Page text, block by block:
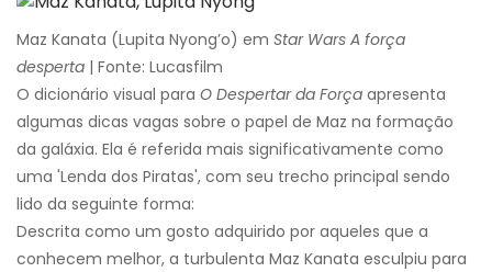
Maz Kanata (Lupita Nyong’o) em Star Wars A força
desperta | Fonte: Lucasfilm
O dicionário visual para O Despertar da Força apresenta
algumas dicas vagas sobre o papel de Maz na formação
da galáxia. Ela é referida mais significativamente como
uma 'Lenda dos Piratas', com seu trecho principal sendo
lido da seguinte forma:
Descrita como um gosto adquirido por aqueles que a
conhecem melhor, a turbulenta Maz Kanata esculpiu para